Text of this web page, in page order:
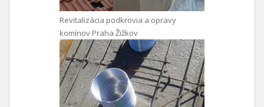
Revitalizácia podkrovia a opravy
komínov Praha Žižkov